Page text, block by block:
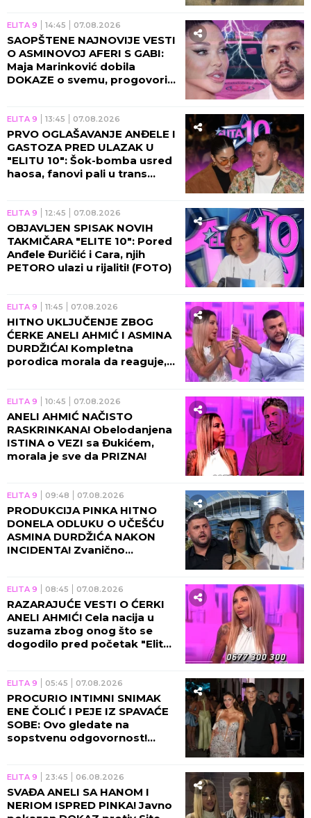
ELITA 9 14:45 07.08.2026
SAOPŠTENE NAJNOVIJE VESTI
O ASMINOVOJ AFERI S GABI:
Maja Marinković dobila
DOKAZE o svemu, progovorila
ELITA 9 13:45 07.08.2026
PRVO OGLAŠAVANJE ANĐELE I
GASTOZA PRED ULAZAK U
"ELITU 10": Šok-bomba usred
haosa, fanovi pali u trans
ELITA 9 12:45 07.08.2026
OBJAVLJEN SPISAK NOVIH
TAKMIČARA "ELITE 10": Pored
Anđele Đuričić i Cara, njih
PETORO ulazi u rijaliti! (FOTO)
ELITA 9 11:45 07.08.2026
HITNO UKLJUČENJE ZBOG
ĆERKE ANELI AHMIĆ I ASMINA
DURDŽIĆA! Kompletna
porodica morala da reaguje,
ELITA 9 10:45 07.08.2026
ANELI AHMIĆ NAČISTO
RASKRINKANA! Obelodanjena
ISTINA o VEZI sa Đukićem,
morala je sve da PRIZNA!
ELITA 9 09:48 07.08.2026
PRODUKCIJA PINKA HITNO
DONELA ODLUKU O UČEŠĆU
ASMINA DURDŽIĆA NAKON
INCIDENTA! Zvanično
pripravnosti!
ELITA 9 08:45 07.08.2026
RAZARAJUĆE VESTI O ĆERKI
ANELI AHMIĆ! Cela nacija u
suzama zbog onog što se
dogodilo pred početak "Elite
ELITA 9 05:45 07.08.2026
PROCURIO INTIMNI SNIMAK
ENE ČOLIĆ I PEJE IZ SPAVAĆE
SOBE: Ovo gledate na
sopstvenu odgovornost!
ELITA 9 23:45 06.08.2026
SVAĐA ANELI SA HANOM I
NERIOM ISPRED PINKA! Javno